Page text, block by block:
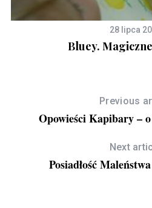
28 lipca
Bluey.
Previous
Opowieści Kapibary –
Next
Posiadłość